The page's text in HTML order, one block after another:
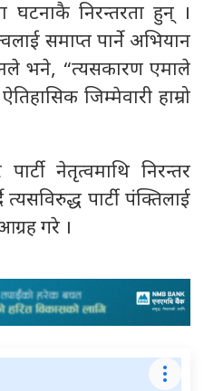
घटनाकै निरन्तरता हुन् ।
समाप्त पार्ने अभियान
भने, “त्यसकारण एमाले
जिम्मेवारी हाम्रो
नेतृत्वमाथि निरन्तर
पार्टी पंक्तिलाई
गरे ।